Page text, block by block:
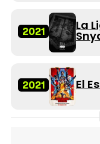
2021 La
2021 El